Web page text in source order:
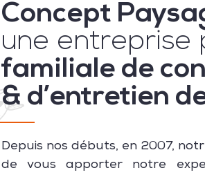
Concept
une entreprise
familiale de
& d’entretien
Depuis nos débuts, en 2007,
de vous apporter notre